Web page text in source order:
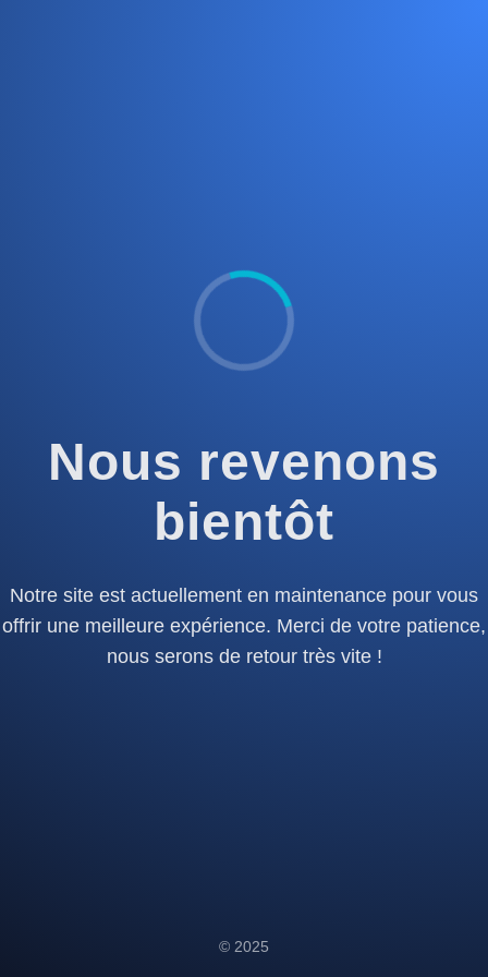
Nous revenons
bientôt
Notre site est actuellement en maintenance pour vous
offrir une meilleure expérience. Merci de votre patience,
nous serons de retour très vite !
© 2025